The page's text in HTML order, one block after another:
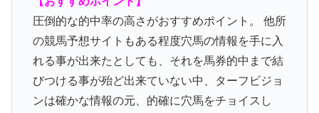
圧倒的な的中率の高さがおすすめポイント。 他所
の競馬予想サイトもある程度穴馬の情報を手に入
れる事が出来たとしても、それを馬券的中まで結
びつける事が殆ど出来ていない中、ターフビジョ
ンは確かな情報の元、的確に穴馬をチョイスし